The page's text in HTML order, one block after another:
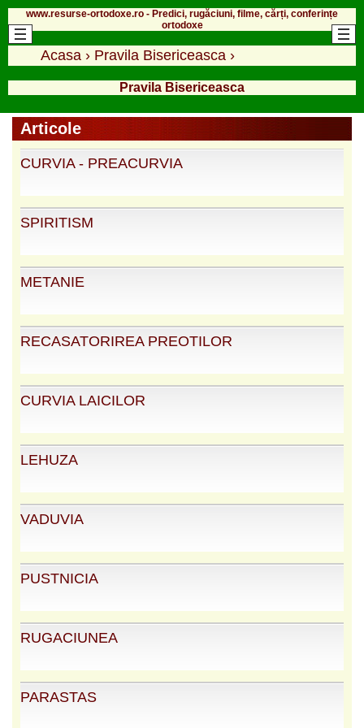
www.resurse-ortodoxe.ro - Predici, rugăciuni, filme, cărți, conferințe
ortodoxe
Acasa › Pravila Bisericeasca ›
Pravila Bisericeasca
Articole
CURVIA - PREACURVIA
SPIRITISM
METANIE
RECASATORIREA PREOTILOR
CURVIA LAICILOR
LEHUZA
VADUVIA
PUSTNICIA
RUGACIUNEA
PARASTAS